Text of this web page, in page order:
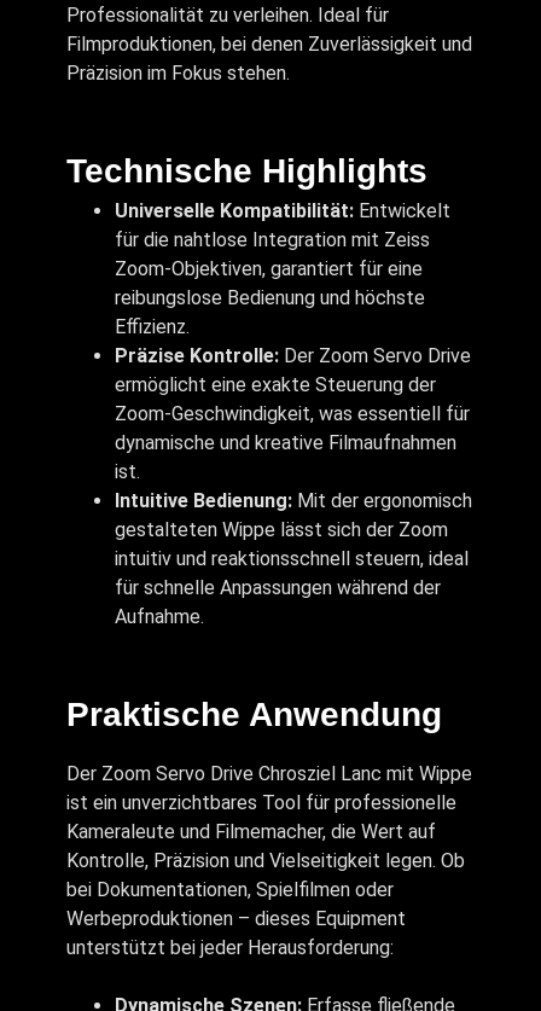
Professionalität zu verleihen. Ideal für
Filmproduktionen, bei denen Zuverlässigkeit und
Präzision im Fokus stehen.
Technische Highlights
Universelle Kompatibilität: Entwickelt
für die nahtlose Integration mit Zeiss
Zoom-Objektiven, garantiert für eine
reibungslose Bedienung und höchste
Effizienz.
Präzise Kontrolle: Der Zoom Servo Drive
ermöglicht eine exakte Steuerung der
Zoom-Geschwindigkeit, was essentiell für
dynamische und kreative Filmaufnahmen
ist.
Intuitive Bedienung: Mit der ergonomisch
gestalteten Wippe lässt sich der Zoom
intuitiv und reaktionsschnell steuern, ideal
für schnelle Anpassungen während der
Aufnahme.
Praktische Anwendung
Der Zoom Servo Drive Chrosziel Lanc mit Wippe
ist ein unverzichtbares Tool für professionelle
Kameraleute und Filmemacher, die Wert auf
Kontrolle, Präzision und Vielseitigkeit legen. Ob
bei Dokumentationen, Spielfilmen oder
Werbeproduktionen – dieses Equipment
unterstützt bei jeder Herausforderung:
Dynamische Szenen: Erfasse fließende